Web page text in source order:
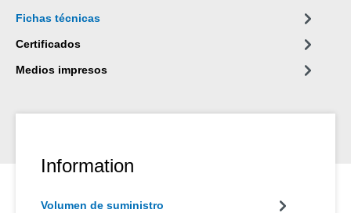
Fichas técnicas
Certificados
Medios impresos
Information
Volumen de suministro